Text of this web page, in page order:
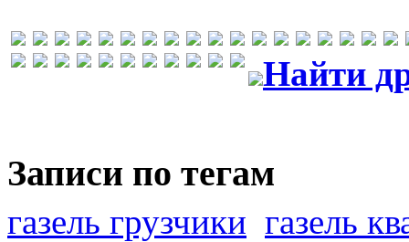
Найти
Записи по тегам
газель грузчики газель